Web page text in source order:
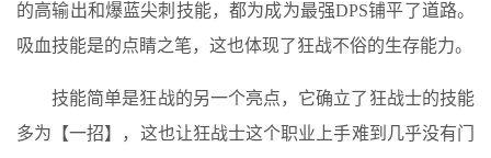
的高输出和爆蓝尖刺技能，都为成为最强DPS铺平了道路。
吸血技能是的点睛之笔，这也体现了狂战不俗的生存能力。
技能简单是狂战的另一个亮点，它确立了狂战士的技能
多为【一招】，这也让狂战士这个职业上手难到几乎没有门